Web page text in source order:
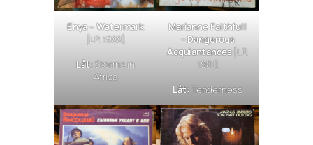
Enya –Watermark
[LP, 1988]
Låt:Storms in
Africa
Marianne Faithfull
–Dangerous
Acquiantances[LP,
1981]
Låt: Tenderness